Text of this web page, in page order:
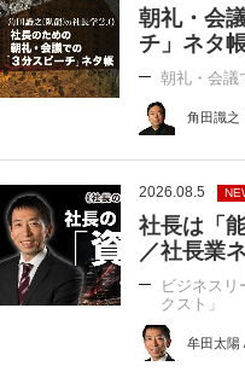
朝礼・会
チ」ネタ
朝礼・会議
角田識之
2026.08.5
社長は「
／社長業
ビジネス
クスト」
牟田太陽